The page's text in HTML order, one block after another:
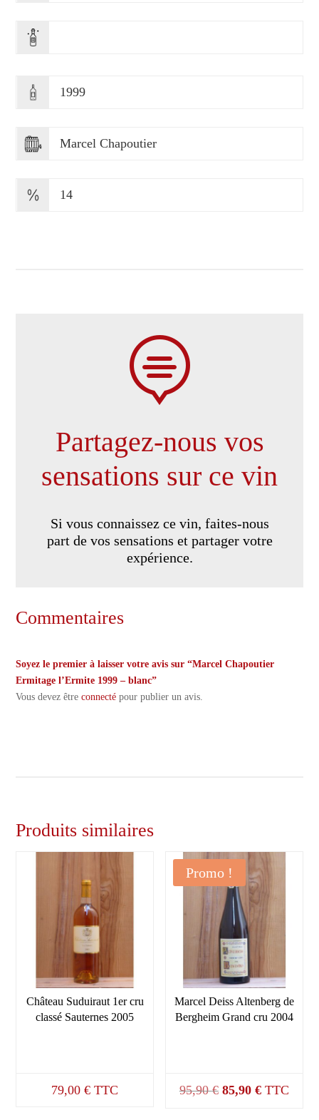
1999
Marcel Chapoutier
14

Partagez-nous vos
sensations sur ce vin
Si vous connaissez ce vin, faites-nous
part de vos sensations et partager votre
expérience.
Commentaires
Soyez le premier à laisser votre avis sur “Marcel Chapoutier
Ermitage l’Ermite 1999 – blanc”
Vous devez êtreconnecté pour publier un avis.
Produits similaires
Château Suduiraut 1er cru
classé Sauternes 2005
79,00€ TTC
Promo !
Marcel Deiss Altenberg de
Bergheim Grand cru 2004
95,90€ Le
85,90 €Le
TTC